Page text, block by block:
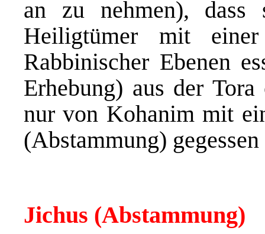
an zu nehmen),
Heiligtümer mit
Rabbinischer Ebenen
Erhebung) aus der
nur von Kohanim mit
(Abstammung)
Jichus (Abstammung)